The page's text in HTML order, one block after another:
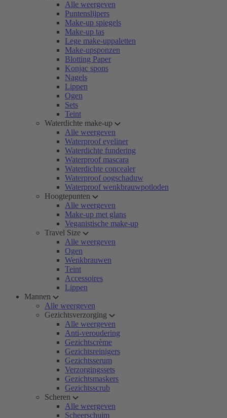
Alle weergeven
Puntenslijpers
Make-up spiegels
Make-up tas
Lege make-uppaletten
Make-upsponzen
Blotting Paper
Konjac spons
Nagels
Lippen
Ogen
Sets
Teint
Waterdichte make-up
Alle weergeven
Waterproof eyeliner
Waterdichte fundering
Waterproof mascara
Waterdichte concealer
Waterproof oogschaduw
Waterproof wenkbrauwpotloden
Hoogtepunten
Alle weergeven
Make-up met glans
Veganistische make-up
Travel Size
Alle weergeven
Ogen
Wenkbrauwen
Teint
Accessoires
Lippen
Mannen
Alle weergeven
Gezichtsverzorging
Alle weergeven
Anti-veroudering
Gezichtscrème
Gezichtsreinigers
Gezichtsserum
Verzorgingssets
Gezichtsmaskers
Gezichtsscrub
Scheren
Alle weergeven
Scheerschuim